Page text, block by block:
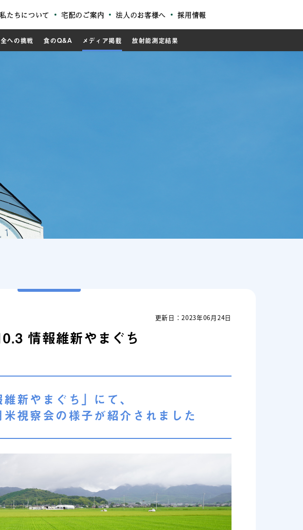
私たちについて 宅配のご案内 法人のお客様へ 採用情報
への挑戦 食のQ&A メディア掲載 放射能測定結果
更新日：2023年06月24日
情報維新やまぐち
維新やまぐち」にて、
視察会の様子が紹介されました